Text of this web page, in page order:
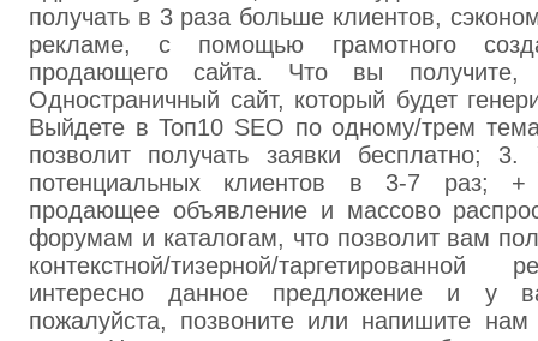
получать в 3 раза больше клиентов,
рекламе, с помощью грамотного
продающего сайта. Что вы
Одностраничный сайт, который будет
Выйдете в Топ10 SEO по одному/трем
позволит получать заявки бесплатно; 3.
потенциальных клиентов в 3-7 раз;
продающее объявление и массово
форумам и каталогам, что позволит вам
контекстной/тизерной/
интересно данное предложение и у
пожалуйста, позвоните или напишите